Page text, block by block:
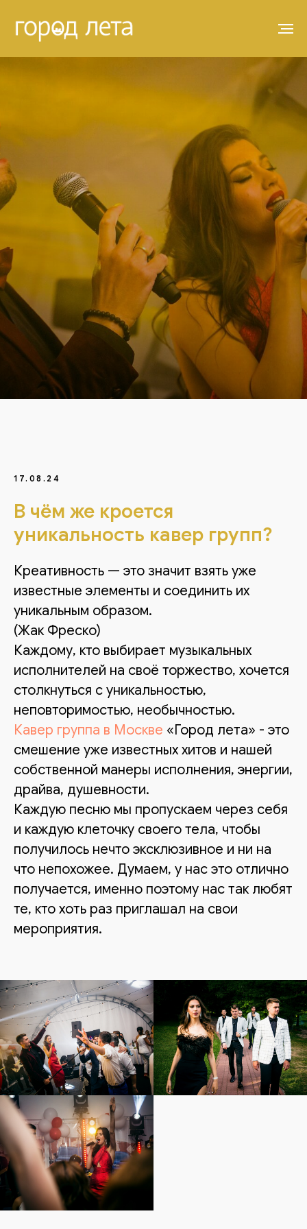
17.08.24
В чём же кроется
уникальность кавер групп?
Креативность — это значит взять уже
известные элементы и соединить их
уникальным образом.
(Жак Фреско)
Каждому, кто выбирает музыкальных
исполнителей на своё торжество, хочется
столкнуться с уникальностью,
неповторимостью, необычностью.
Кавер группа в Москве «Город лета» - это
смешение уже известных хитов и нашей
собственной манеры исполнения, энергии,
драйва, душевности.
Каждую песню мы пропускаем через себя
и каждую клеточку своего тела, чтобы
получилось нечто эксклюзивное и ни на
что непохожее. Думаем, у нас это отлично
получается, именно поэтому нас так любят
те, кто хоть раз приглашал на свои
мероприятия.